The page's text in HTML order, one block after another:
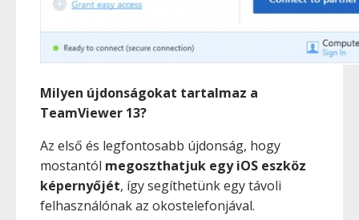
Milyen újdonságokat tartalmaz a
TeamViewer 13?
Az első és legfontosabb újdonság, hogy
mostantól megoszthatjuk egy iOS eszköz
képernyőjét, így segíthetünk egy távoli
felhasználónak az okostelefonjával.